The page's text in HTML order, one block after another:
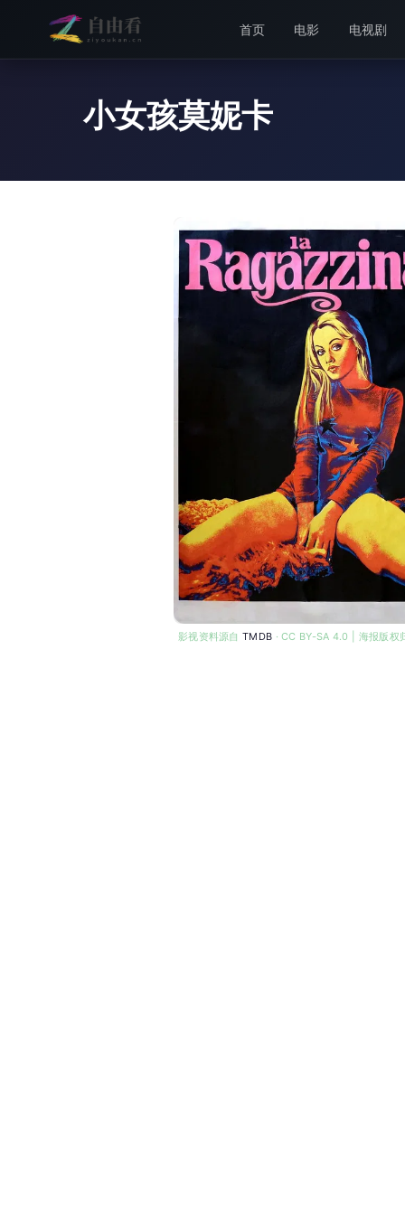
首页 电影 电视剧
小女孩莫妮卡
影视资料源自TMDB · CC BY-SA 4.0 | 海报版权